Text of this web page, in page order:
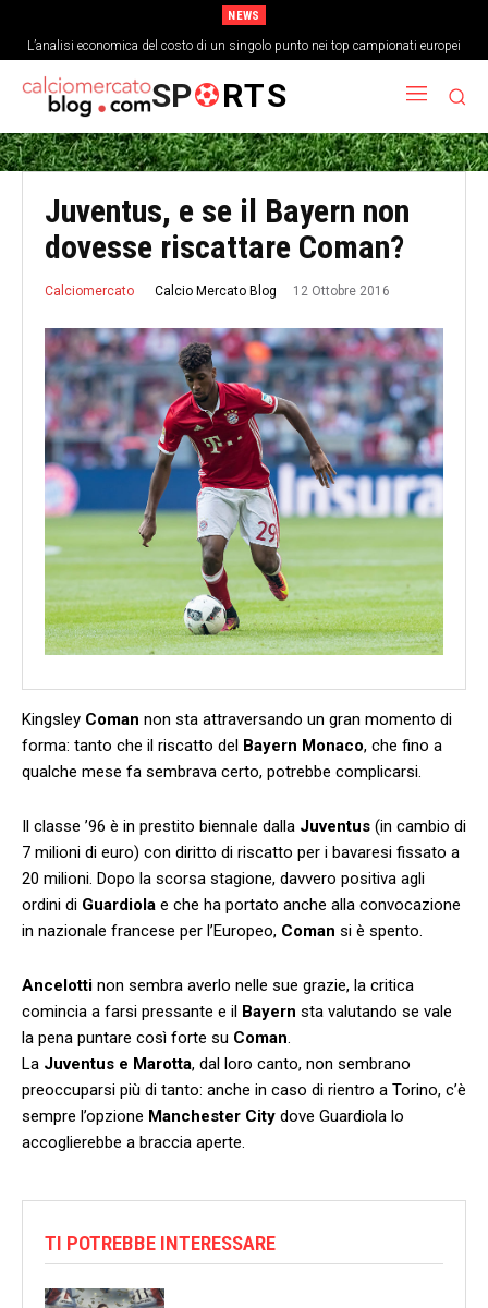
NEWS
L’analisi economica del costo di un singolo punto nei top campionati europei
SP RTS
Juventus, e se il Bayern non
dovesse riscattare Coman?
Calciomercato Calcio Mercato Blog 12 Ottobre 2016
Kingsley Coman non sta attraversando un gran momento di
forma: tanto che il riscatto del Bayern Monaco, che fino a
qualche mese fa sembrava certo, potrebbe complicarsi.
Il classe ’96 è in prestito biennale dalla Juventus (in cambio di
7 milioni di euro) con diritto di riscatto per i bavaresi fissato a
20 milioni. Dopo la scorsa stagione, davvero positiva agli
ordini di Guardiola e che ha portato anche alla convocazione
in nazionale francese per l’Europeo, Coman si è spento.
Ancelotti non sembra averlo nelle sue grazie, la critica
comincia a farsi pressante e il Bayern sta valutando se vale
la pena puntare così forte su Coman
La Juventus e Marotta, dal loro canto, non sembrano
preoccuparsi più di tanto: anche in caso di rientro a Torino, c’è
sempre l’opzione Manchester City dove Guardiola lo
accoglierebbe a braccia aperte.
TI POTREBBE INTERESSARE